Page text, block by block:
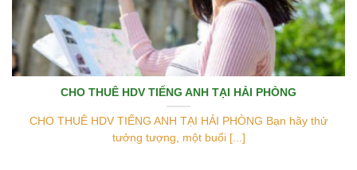
CHO THUÊ HDV TIẾNG ANH TẠI HẢI PHÒNG
CHO THUÊ HDV TIẾNG ANH TẠI HẢI PHÒNG Bạn hãy thử
tưởng tượng, một buổi [...]